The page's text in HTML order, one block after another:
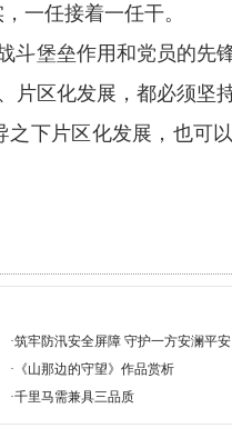
一任接着一任干。
斗堡垒作用和党员的先
片区化发展，都必须坚
下片区化发展，也可
·筑牢防汛安全屏障 守护一方安澜平安
· 《山那边的守望》作品赏析
·千里马需兼具三品质